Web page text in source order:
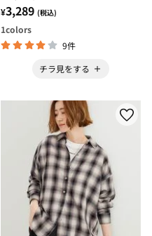
¥3,289 (税込)
1colors
9件
チラ見をする